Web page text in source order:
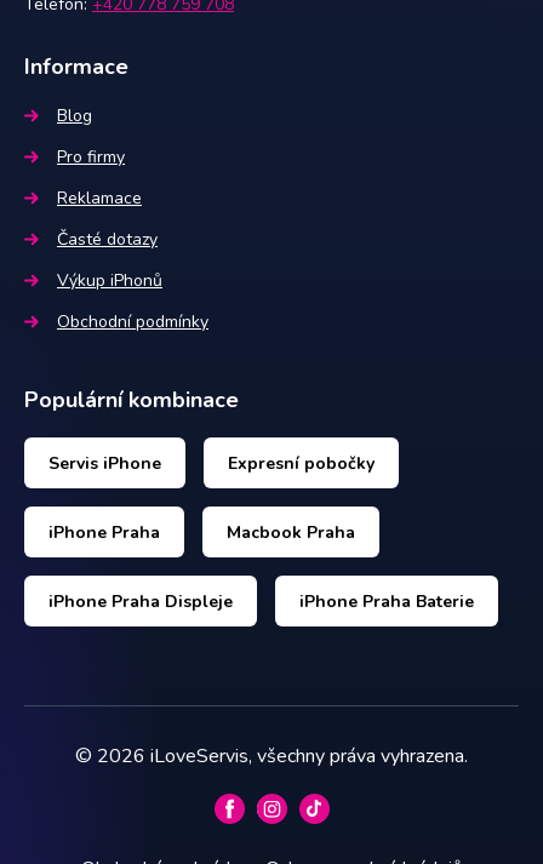
Informace
Blog
Pro firmy
Reklamace
Časté dotazy
Výkup iPhonů
Obchodní podmínky
Populární kombinace
Servis iPhone Expresní pobočky
iPhone Praha Macbook Praha
iPhone Praha Displeje iPhone Praha Baterie
© 2026 iLoveServis, všechny práva vyhrazena.